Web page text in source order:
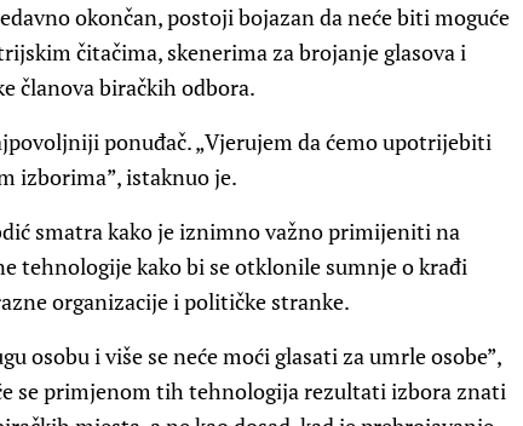
okončan, postoji bojazan da neće biti moguće
čitačima, skenerima za brojanje glasova i
članova biračkih odbora.
ponuđač. „Vjerujem da ćemo upotrijebiti
izborima”, istaknuo je.
smatra kako je iznimno važno primijeniti na
tehnologije kako bi se otklonile sumnje o krađi
organizacije i političke stranke.
osobu i više se neće moći glasati za umrle osobe”,
se primjenom tih tehnologija rezultati izbora znati